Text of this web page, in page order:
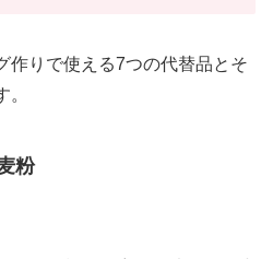
作りで使える7つの代替品とそ
粉